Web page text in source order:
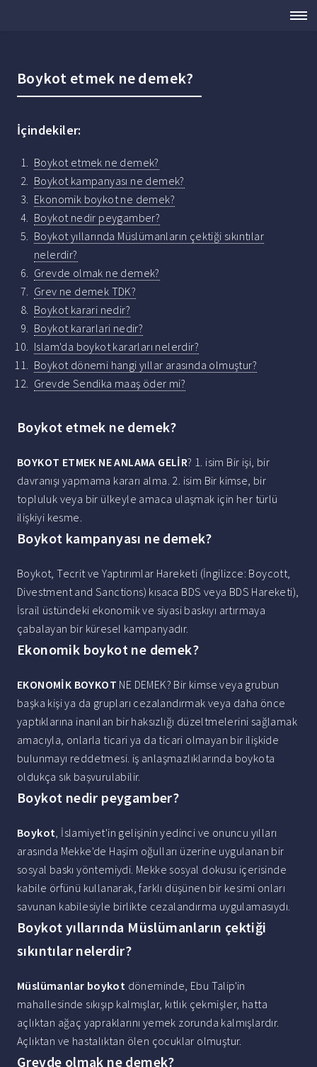
Boykot etmek ne demek?
İçindekiler:
Boykot etmek ne demek?
Boykot kampanyası ne demek?
Ekonomik boykot ne demek?
Boykot nedir peygamber?
Boykot yıllarında Müslümanların çektiği sıkıntılar
nelerdir?
Grevde olmak ne demek?
Grev ne demek TDK?
Boykot karari nedir?
Boykot kararlari nedir?
Islam'da boykot kararları nelerdir?
Boykot dönemi hangi yıllar arasında olmuştur?
Grevde Sendika maaş öder mi?
Boykot etmek ne demek?
BOYKOT ETMEK NE ANLAMA GELİR? 1. isim Bir işi, bir
davranışı yapmama kararı alma. 2. isim Bir kimse, bir
topluluk veya bir ülkeyle amaca ulaşmak için her türlü
ilişkiyi kesme.
Boykot kampanyası ne demek?
Boykot, Tecrit ve Yaptırımlar Hareketi (İngilizce: Boycott,
Divestment and Sanctions) kısaca BDS veya BDS Hareketi),
İsrail üstündeki ekonomik ve siyasi baskıyı artırmaya
çabalayan bir küresel kampanyadır.
Ekonomik boykot ne demek?
EKONOMİK BOYKOT NE DEMEK? Bir kimse veya grubun
başka kişi ya da grupları cezalandırmak veya daha önce
yaptıklarına inanılan bir haksızlığı düzeltmelerini sağlamak
amacıyla, onlarla ticari ya da ticari olmayan bir ilişkide
bulunmayı reddetmesi. iş anlaşmazlıklarında boykota
oldukça sık başvurulabilir.
Boykot nedir peygamber?
Boykot, İslamiyet'in gelişinin yedinci ve onuncu yılları
arasında Mekke'de Haşim oğulları üzerine uygulanan bir
sosyal baskı yöntemiydi. Mekke sosyal dokusu içerisinde
kabile örfünü kullanarak, farklı düşünen bir kesimi onları
savunan kabilesiyle birlikte cezalandırma uygulamasıydı.
Boykot yıllarında Müslümanların çektiği
sıkıntılar nelerdir?
Müslümanlar boykot döneminde, Ebu Talip'in
mahallesinde sıkışıp kalmışlar, kıtlık çekmişler, hatta
açlıktan ağaç yapraklarını yemek zorunda kalmışlardır.
Açlıktan ve hastalıktan ölen çocuklar olmuştur.
Grevde olmak ne demek?